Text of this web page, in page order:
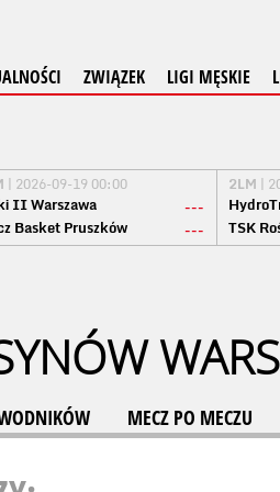
ZWIĄZEK LIGI MĘSKIE
| 2026-09-19 00:00
II Warszawa
---
Basket Pruszków
---
2LM |
TSK
MECZ PO MECZU